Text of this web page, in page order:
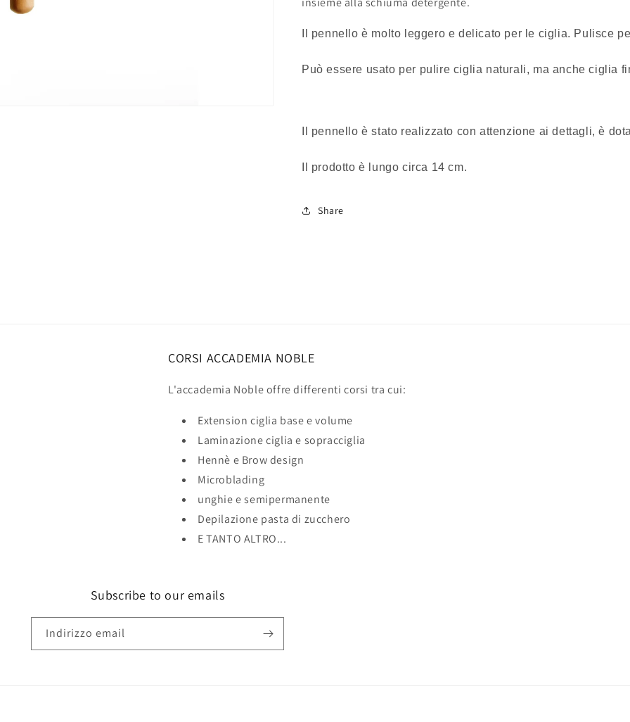
Il pennello è molto leggero e delicato per le ciglia. Pulisce
Può essere usato per pulire ciglia naturali, ma anche ciglia
Il pennello è stato realizzato con attenzione ai dettagli, è
Il prodotto è lungo circa 14 cm.
Share
CORSI ACCADEMIA NOBLE
L'accademia Noble offre differenti corsi tra cui:
Extension ciglia base e volume
Laminazione ciglia e sopracciglia
Hennè e Brow design
Microblading
unghie e semipermanente
Depilazione pasta di zucchero
E TANTO ALTRO...
Subscribe to our emails
Indirizzo email